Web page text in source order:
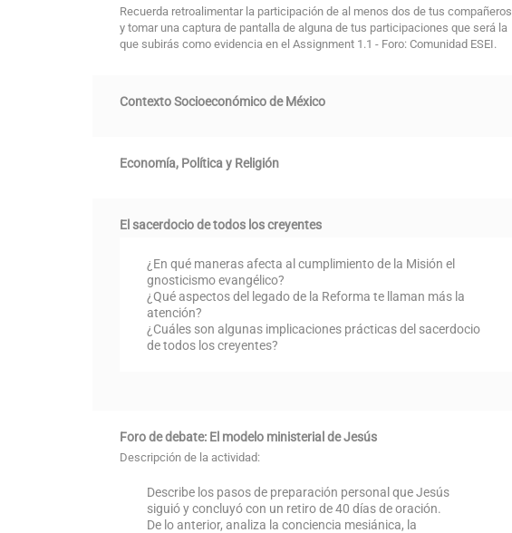
Recuerda retroalimentar la participación de al menos dos de tus compañeros
y tomar una captura de pantalla de alguna de tus participaciones que será la
que subirás como evidencia en el Assignment 1.1 - Foro: Comunidad ESEI.
Contexto Socioeconómico de México
Economía, Política y Religión
El sacerdocio de todos los creyentes
¿En qué maneras afecta al cumplimiento de la Misión el
gnosticismo evangélico?
¿Qué aspectos del legado de la Reforma te llaman más la
atención?
¿Cuáles son algunas implicaciones prácticas del sacerdocio
de todos los creyentes?
Foro de debate: El modelo ministerial de Jesús
Descripción de la actividad:
Describe los pasos de preparación personal que Jesús
siguió y concluyó con un retiro de 40 días de oración.
De lo anterior, analiza la conciencia mesiánica, la